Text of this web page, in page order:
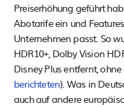
Preiserhöhung geführt
Abotarife ein und
Unternehmen passt. So
HDR10+, Dolby Vision
Disney Plus entfernt,
berichteten). Was in
auch auf andere